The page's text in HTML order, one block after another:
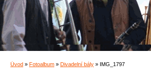
Úvod » Fotoalbum » Divadelní bály » IMG_1797